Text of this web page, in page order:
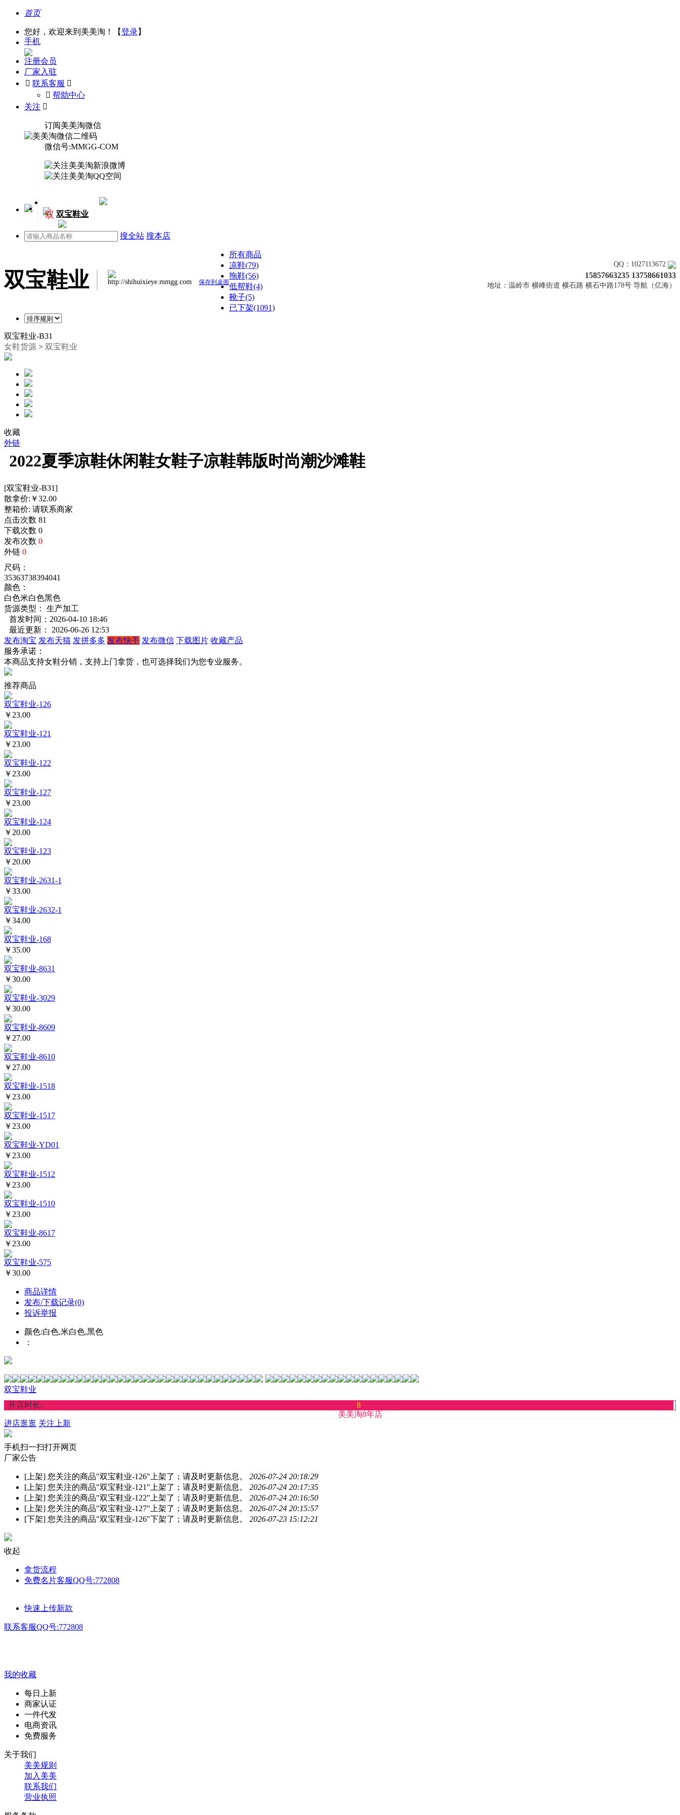
首页
您好，欢迎来到美美淘！【登录】
手机
注册会员
厂家入驻
 联系客服 
󰅃 帮助中心
关注 
订阅美美淘微信
微信号:MMGG-COM
双 双宝鞋业
搜全站 搜本店
双宝鞋业 http://shihuixieye.mmgg.com 保存到桌面
QQ：1027113672
15857663235 13758661033
地址：温岭市 横峰街道 横石路 横石中路178号 导航（亿海）
所有商品
凉鞋(79)
拖鞋(56)
低帮鞋(4)
靴子(5)
已下架(1091)
双宝鞋业-B31
女鞋货源 > 双宝鞋业
收藏
外链
2022夏季凉鞋休闲鞋女鞋子凉鞋韩版时尚潮沙滩鞋
[双宝鞋业-B31]
散拿价: ￥32.00
整箱价: 请联系商家
点击次数 81
下载次数 0
发布次数 0
外链 0
尺码：
35363738394041
颜色：
白色米白色黑色
货源类型： 生产加工
首发时间：2026-04-10 18:46
最近更新： 2026-06-26 12:53
发布淘宝 发布天猫 发拼多多 发布快手 发布微信 下载图片 收藏产品
服务承诺：
本商品支持女鞋分销，支持上门拿货，也可选择我们为您专业服务。
推荐商品
双宝鞋业-126
￥23.00
双宝鞋业-121
￥23.00
双宝鞋业-122
￥23.00
双宝鞋业-127
￥23.00
双宝鞋业-124
￥20.00
双宝鞋业-123
￥20.00
双宝鞋业-2631-1
￥33.00
双宝鞋业-2632-1
￥34.00
双宝鞋业-168
￥35.00
双宝鞋业-8631
￥30.00
双宝鞋业-3029
￥30.00
双宝鞋业-8609
￥27.00
双宝鞋业-8610
￥27.00
双宝鞋业-1518
￥23.00
双宝鞋业-1517
￥23.00
双宝鞋业-YD01
￥23.00
双宝鞋业-1512
￥23.00
双宝鞋业-1510
￥23.00
双宝鞋业-8617
￥23.00
双宝鞋业-575
￥30.00
商品详情
发布/下载记录(0)
投诉举报
颜色:白色,米白色,黑色
：
双宝鞋业
开店时长:
8
美美淘8年店
进店逛逛 关注上新
手机扫一扫打开网页
厂家公告
[上架] 您关注的商品"双宝鞋业-126"上架了；请及时更新信息。 2026-07-24 20:18:29
[上架] 您关注的商品"双宝鞋业-121"上架了；请及时更新信息。 2026-07-24 20:17:35
[上架] 您关注的商品"双宝鞋业-122"上架了；请及时更新信息。 2026-07-24 20:16:50
[上架] 您关注的商品"双宝鞋业-127"上架了；请及时更新信息。 2026-07-24 20:15:57
[下架] 您关注的商品"双宝鞋业-126"下架了；请及时更新信息。 2026-07-23 15:12:21
收起
拿货流程
免费名片客服QQ号:772808
快速上传新款
联系客服QQ号:772808
我的收藏
每日上新
商家认证
一件代发
电商资讯
免费服务
关于我们
美美规则
加入美美
联系我们
营业执照